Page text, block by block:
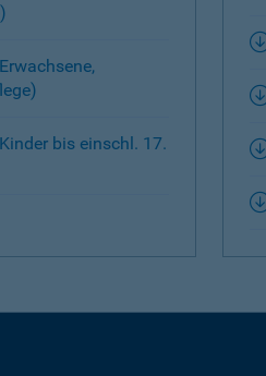
bis einschl. 17.